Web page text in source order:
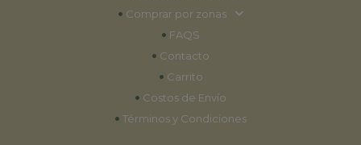
• Comprar por zonas
• FAQS
• Contacto
• Carrito
• Costos de Envío
• Términos y Condiciones